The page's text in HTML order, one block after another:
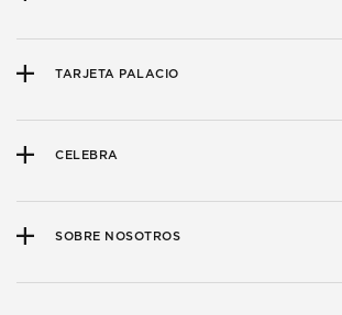
TARJETA PALACIO
CELEBRA
SOBRE NOSOTROS